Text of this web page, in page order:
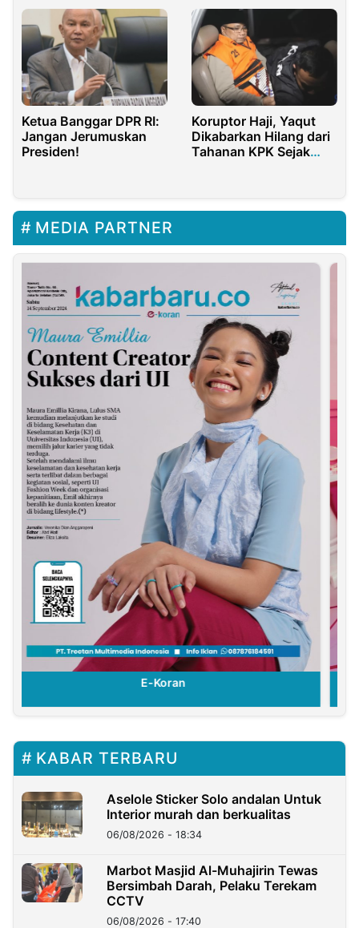
Ketua Banggar DPR RI:
Jangan Jerumuskan
Presiden!
Koruptor Haji, Yaqut
Dikabarkan Hilang dari
Tahanan KPK Sejak
MEDIA PARTNER
E-Koran
KABAR TERBARU
Aselole Sticker Solo andalan Untuk
Interior murah dan berkualitas
06/08/2026 - 18:34
Marbot Masjid Al-Muhajirin Tewas
Bersimbah Darah, Pelaku Terekam
CCTV
06/08/2026 - 17:40